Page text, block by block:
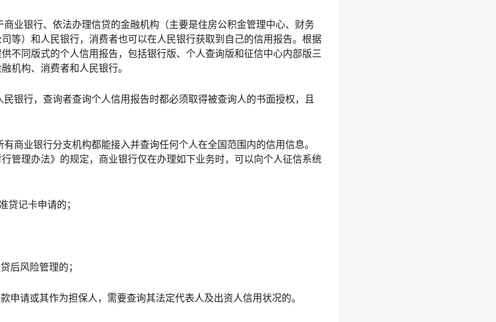
业银行、依法办理信贷的金融机构（主要是住房公积金管理中心、财务
等）和人民银行，消费者也可以在人民银行获取到自己的信用报告。根据
不同版式的个人信用报告，包括银行版、个人查询版和征信中心内部版三
机构、消费者和人民银行。
银行，查询者查询个人信用报告时都必须取得被查询人的书面授权，且
商业银行分支机构都能接入并查询任何个人在全国范围内的信用信息。
管理办法》的规定，商业银行仅在办理如下业务时，可以向个人征信系统
记卡申请的；
后风险管理的；
请或其作为担保人，需要查询其法定代表人及出资人信用状况的。